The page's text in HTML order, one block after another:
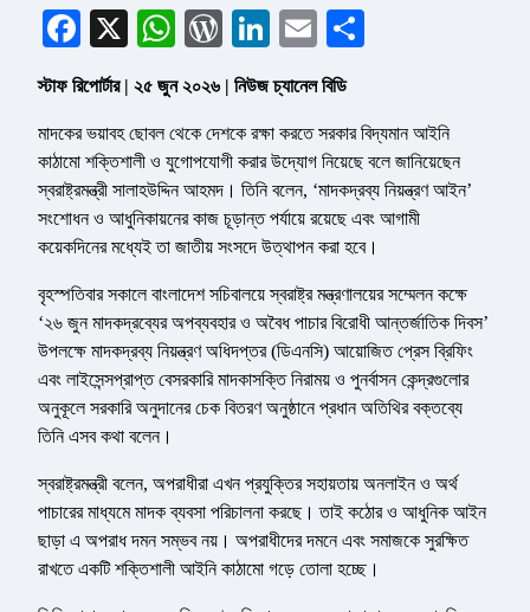
Facebook
X WhatsApp
WordPress
LinkedIn
Email
স্টাফ রিপোর্টার | ২৫ জুন ২০২৬ | নিউজ চ্যানেল বিডি
মাদকের ভয়াবহ ছোবল থেকে দেশকে রক্ষা করতে সরকার বিদ্যমান আইনি
কাঠামো শক্তিশালী ও যুগোপযোগী করার উদ্যোগ নিয়েছে বলে জানিয়েছেন
স্বরাষ্ট্রমন্ত্রী সালাহউদ্দিন আহমদ। তিনি বলেন, ‘মাদকদ্রব্য নিয়ন্ত্রণ আইন’
সংশোধন ও আধুনিকায়নের কাজ চূড়ান্ত পর্যায়ে রয়েছে এবং আগামী
কয়েকদিনের মধ্যেই তা জাতীয় সংসদে উত্থাপন করা হবে।
বৃহস্পতিবার সকালে বাংলাদেশ সচিবালয়ে স্বরাষ্ট্র মন্ত্রণালয়ের সম্মেলন কক্ষে
‘২৬ জুন মাদকদ্রব্যের অপব্যবহার ও অবৈধ পাচার বিরোধী আন্তর্জাতিক দিবস’
উপলক্ষে মাদকদ্রব্য নিয়ন্ত্রণ অধিদপ্তর (ডিএনসি) আয়োজিত প্রেস ব্রিফিং
এবং লাইসেন্সপ্রাপ্ত বেসরকারি মাদকাসক্তি নিরাময় ও পুনর্বাসন কেন্দ্রগুলোর
অনুকূলে সরকারি অনুদানের চেক বিতরণ অনুষ্ঠানে প্রধান অতিথির বক্তব্যে
তিনি এসব কথা বলেন।
স্বরাষ্ট্রমন্ত্রী বলেন, অপরাধীরা এখন প্রযুক্তির সহায়তায় অনলাইন ও অর্থ
পাচারের মাধ্যমে মাদক ব্যবসা পরিচালনা করছে। তাই কঠোর ও আধুনিক আইন
ছাড়া এ অপরাধ দমন সম্ভব নয়। অপরাধীদের দমনে এবং সমাজকে সুরক্ষিত
রাখতে একটি শক্তিশালী আইনি কাঠামো গড়ে তোলা হচ্ছে।